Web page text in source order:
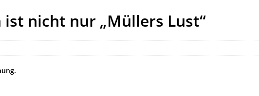
ist nicht nur „Müllers Lust“